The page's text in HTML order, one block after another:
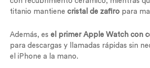
titanio mantiene cristal de zafiro para
Además, es el primer Apple Watch con
para descargas y llamadas rápidas sin
el iPhone a la mano.